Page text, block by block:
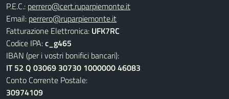
P.E.C.: perrero@cert.ruparpiemonte.it
Email: perrero@ruparpiemonte.it
Fatturazione Elettronica: UFK7RC
Codice IPA:c_g465
IBAN (per i vostri bonifici bancari):
IT 52 Q 03069 30730 1000000 46083
Conto Corrente Postale:
30974109